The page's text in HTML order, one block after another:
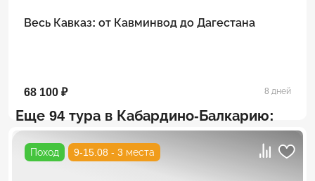
Весь Кавказ: от Кавминвод до Дагестана
68 100 ₽ 8 дней
Еще 94 тура в Кабардино-Балкарию:
Поход 9-15.08 - 3 места